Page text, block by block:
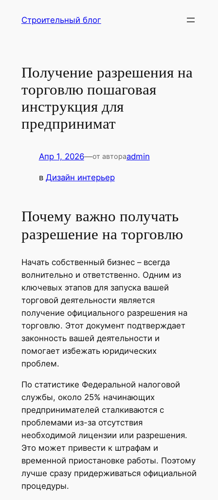
Строительный блог
Получение разрешения на
торговлю пошаговая
инструкция для
предпринимат
Апр 1, 2026—от автораadmin
в Дизайн интерьер
Почему важно получать
разрешение на торговлю
Начать собственный бизнес – всегда
волнительно и ответственно. Одним из
ключевых этапов для запуска вашей
торговой деятельности является
получение официального разрешения на
торговлю. Этот документ подтверждает
законность вашей деятельности и
помогает избежать юридических
проблем.
По статистике Федеральной налоговой
службы, около 25% начинающих
предпринимателей сталкиваются с
проблемами из-за отсутствия
необходимой лицензии или разрешения.
Это может привести к штрафам и
временной приостановке работы. Поэтому
лучше сразу придерживаться официальной
процедуры.